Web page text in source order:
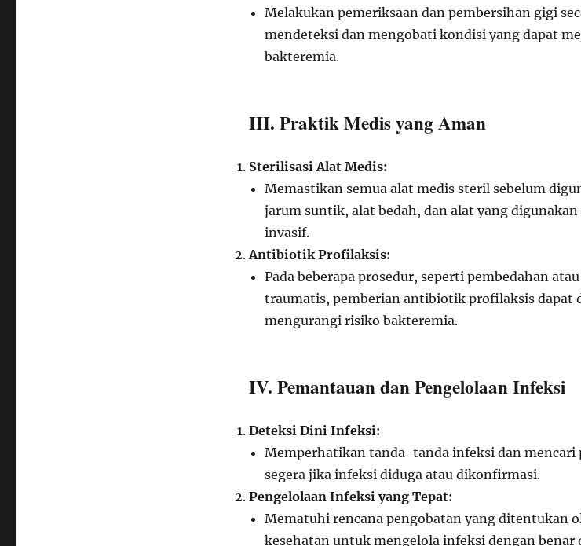
Melakukan pemeriksaan dan pembersihan gigi
mendeteksi dan mengobati kondisi yang dapat
bakteremia.
III. Praktik Medis yang Aman
Sterilisasi Alat Medis:
Memastikan semua alat medis steril sebelum
jarum suntik, alat bedah, dan alat yang
invasif.
Antibiotik Profilaksis:
Pada beberapa prosedur, seperti pembedahan
traumatis, pemberian antibiotik profilaksis dapat
mengurangi risiko bakteremia.
IV. Pemantauan dan Pengelolaan Infeksi
Deteksi Dini Infeksi:
Memperhatikan tanda-tanda infeksi dan mencari
segera jika infeksi diduga atau dikonfirmasi.
Pengelolaan Infeksi yang Tepat:
Mematuhi rencana pengobatan yang ditentukan
kesehatan untuk mengelola infeksi dengan benar